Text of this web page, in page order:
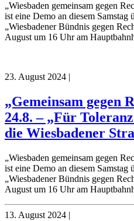
„Wiesbaden gemeinsam gegen
ist eine Demo an diesem Samstag
„Wiesbadener Bündnis gegen
August um 16 Uhr am
23. August 2024 |
„Gemeinsam gegen
24.8. – „Für
die Wiesbadener
„Wiesbaden gemeinsam gegen
ist eine Demo an diesem Samstag
„Wiesbadener Bündnis gegen
August um 16 Uhr am
13. August 2024 |